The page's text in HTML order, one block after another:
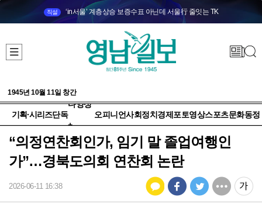
직설 ‘in서울’ 계층상승 보증수표 아닌데 서울行 줄잇는 TK
1945년 10월 11일 창간
기획·시리즈단독
다양성
+
오피니언사회정치 경제 포토영상스포츠문화동정
“의정연찬회인가, 임기 말 졸업여행인
가”…경북도의회 연찬회 논란
2026-06-11 16:38